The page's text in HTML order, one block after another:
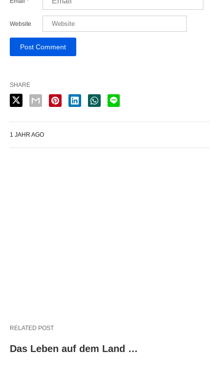
Website
SHARE
1 JAHR AGO
RELATED POST
Das Leben auf dem Land …